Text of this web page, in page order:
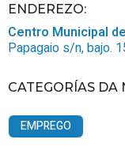
ENDEREZO:
Centro Municipal
Papagaio s/n, bajo.
CATEGORÍAS DA
EMPREGO